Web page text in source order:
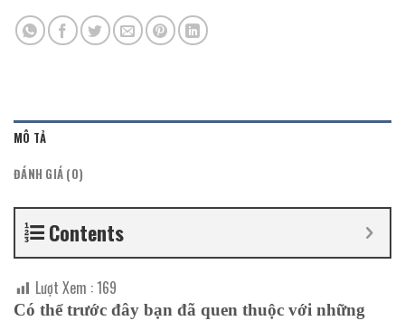
MÔ TẢ
ĐÁNH GIÁ (0)
Contents
Lượt Xem :169
Có thể trước đây bạn đã quen thuộc với những